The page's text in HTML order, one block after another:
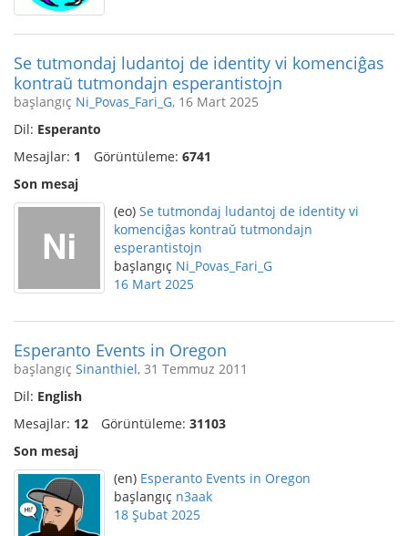
Se tutmondaj ludantoj de identity vi komenciĝas
kontraŭ tutmondajn esperantistojn
başlangıç Ni_Povas_Fari_G, 16 Mart 2025
Dil: Esperanto
Mesajlar: 1 Görüntüleme: 6741
Son mesaj
(eo) Se tutmondaj ludantoj de identity vi
komenciĝas kontraŭ tutmondajn
esperantistojn
başlangıç Ni_Povas_Fari_G
16 Mart 2025
Esperanto Events in Oregon
başlangıç Sinanthiel, 31 Temmuz 2011
Dil: English
Mesajlar: 12 Görüntüleme: 31103
Son mesaj
(en) Esperanto Events in Oregon
başlangıç n3aak
18 Şubat 2025